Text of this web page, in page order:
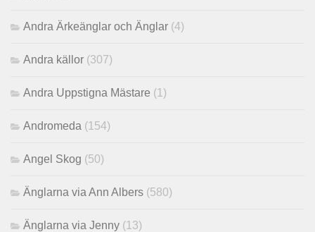
Andra Ärkeänglar och Änglar (4)
Andra källor (307)
Andra Uppstigna Mästare (1)
Andromeda (154)
Angel Skog (50)
Änglarna via Ann Albers (580)
Änglarna via Jenny (13)